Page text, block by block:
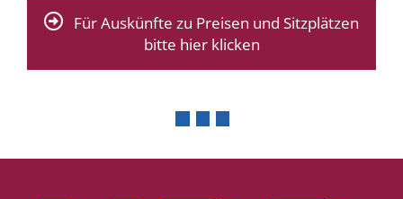
Für Auskünfte zu Preisen und Sitzplätzen
bitte hier klicken